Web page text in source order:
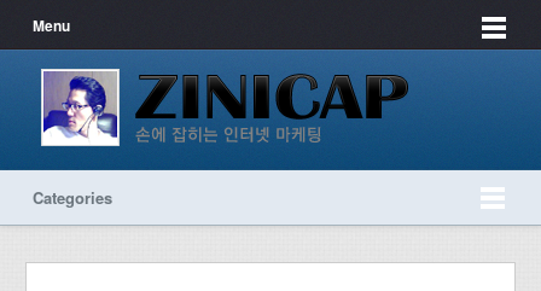
Menu
Categories